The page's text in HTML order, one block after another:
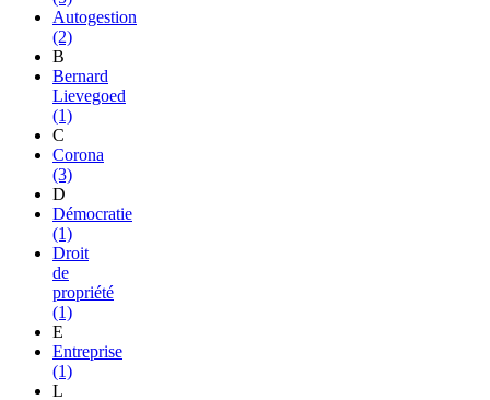
Autogestion
(2)
B
Bernard
Lievegoed
(1)
C
Corona
(3)
D
Démocratie
(1)
Droit
de
propriété
(1)
E
Entreprise
(1)
L